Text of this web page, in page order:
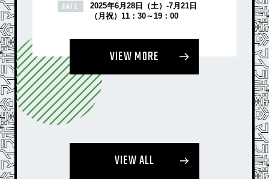
DATE
2025年6月28日（土）-7月21日
（月祝）11：30～19：00
VIEW MORE
VIEW ALL